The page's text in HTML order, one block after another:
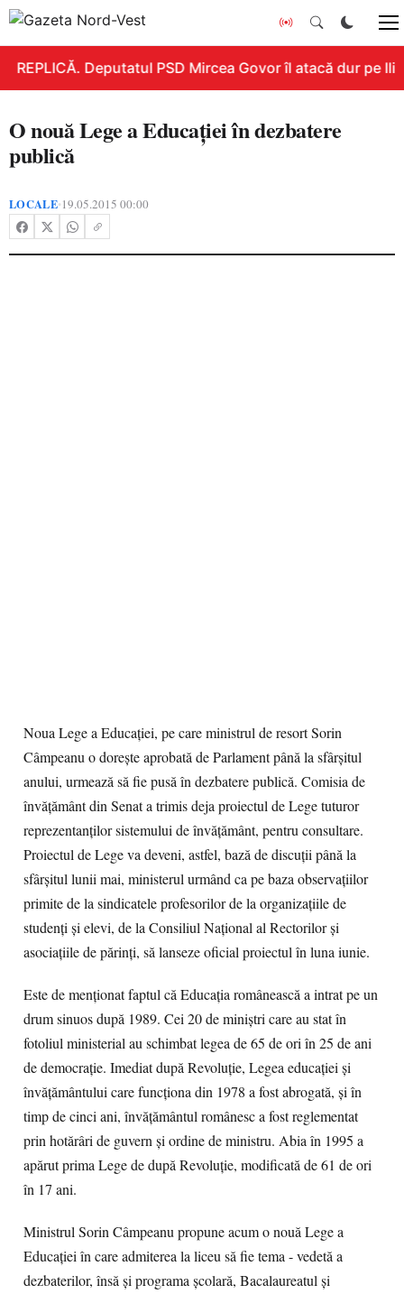
REPLICĂ. Deputatul PSD Mircea Govor îl atacă dur pe
O nouă Lege a Educaţiei în dezbatere
publică
LOCALE•19.05.2015 00:00
Noua Lege a Educaţiei, pe care ministrul de resort Sorin
Câmpeanu o doreşte aprobată de Parlament până la sfârşitul
anului, urmează să fie pusă în dezbatere publică. Comisia de
învăţământ din Senat a trimis deja proiectul de Lege tuturor
reprezentanţilor sistemului de învăţământ, pentru consultare.
Proiectul de Lege va deveni, astfel, bază de discuţii până la
sfârşitul lunii mai, ministerul urmând ca pe baza observaţiilor
primite de la sindicatele profesorilor de la organizaţiile de
studenţi şi elevi, de la Consiliul Naţional al Rectorilor şi
asociaţiile de părinţi, să lanseze oficial proiectul în luna iunie.
Este de menţionat faptul că Educaţia românească a intrat pe un
drum sinuos după 1989. Cei 20 de miniştri care au stat în
fotoliul ministerial au schimbat legea de 65 de ori în 25 de ani
de democraţie. Imediat după Revoluţie, Legea educaţiei şi
învăţământului care funcţiona din 1978 a fost abrogată, şi în
timp de cinci ani, învăţământul românesc a fost reglementat
prin hotărâri de guvern şi ordine de ministru. Abia în 1995 a
apărut prima Lege de după Revoluţie, modificată de 61 de ori
în 17 ani.
Ministrul Sorin Câmpeanu propune acum o nouă Lege a
Educaţiei în care admiterea la liceu să fie tema - vedetă a
dezbaterilor, însă şi programa şcolară, Bacalaureatul şi